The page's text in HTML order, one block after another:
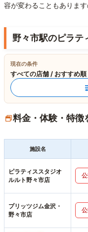
容が変わることもありま
野々市駅のピラテ
現在の条件
すべての店舗 / おすすめ順
料金・体験・特徴
施設名
ピラティススタジオ
ルルト野々市店
プリッツジム金沢・
野々市店